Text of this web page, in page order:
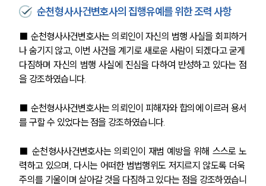
순천형사사건변호사의 집행유예를 위한 조력 사항
■ 순천형사사건변호사는 의뢰인이 자신의 범행 사실을 회피하거
나 숨기지 않고, 이번 사건을 계기로 새로운 사람이 되겠다고 굳게
다짐하며 자신의 범행 사실에 진심을 다하여 반성하고 있다는 점
을 강조하였습니다.
■ 순천형사사건변호사는 의뢰인이 피해자와 합의에 이르러 용서
를 구할 수 있었다는 점을 강조하였습니다.
■ 순천형사사건변호사는 의뢰인이 재범 예방을 위해 스스로 노
력하고 있으며, 다시는 어떠한 범법행위도 저지르지 않도록 더욱
주의를 기울이며 살아갈 것을 다짐하고 있다는 점을 강조하였습니